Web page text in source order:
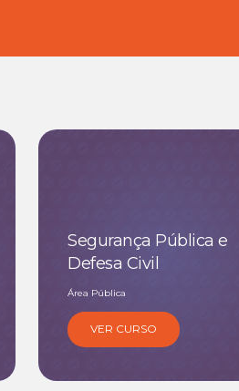
Segurança Pública e
Defesa Civil
Área Pública
VER CURSO